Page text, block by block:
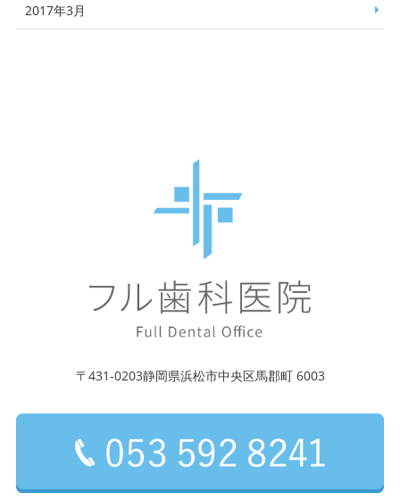
2017年3月
〒431-0203静岡県浜松市中央区馬郡町 6003